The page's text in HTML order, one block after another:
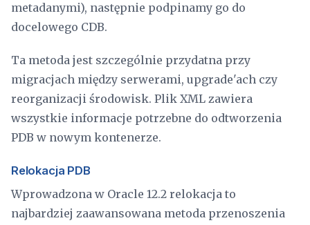
metadanymi), następnie podpinamy go do
docelowego CDB.
Ta metoda jest szczególnie przydatna przy
migracjach między serwerami, upgrade'ach czy
reorganizacji środowisk. Plik XML zawiera
wszystkie informacje potrzebne do odtworzenia
PDB w nowym kontenerze.
Relokacja PDB
Wprowadzona w Oracle 12.2 relokacja to
najbardziej zaawansowana metoda przenoszenia